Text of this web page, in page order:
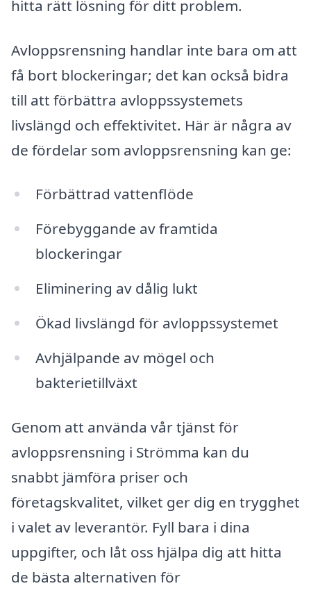
hitta rätt lösning för ditt problem.
Avloppsrensning handlar inte bara om att
få bort blockeringar; det kan också bidra
till att förbättra avloppssystemets
livslängd och effektivitet. Här är några av
de fördelar som avloppsrensning kan ge:
Förbättrad vattenflöde
Förebyggande av framtida
blockeringar
Eliminering av dålig lukt
Ökad livslängd för avloppssystemet
Avhjälpande av mögel och
bakterietillväxt
Genom att använda vår tjänst för
avloppsrensning i Strömma kan du
snabbt jämföra priser och
företagskvalitet, vilket ger dig en trygghet
i valet av leverantör. Fyll bara i dina
uppgifter, och låt oss hjälpa dig att hitta
de bästa alternativen för